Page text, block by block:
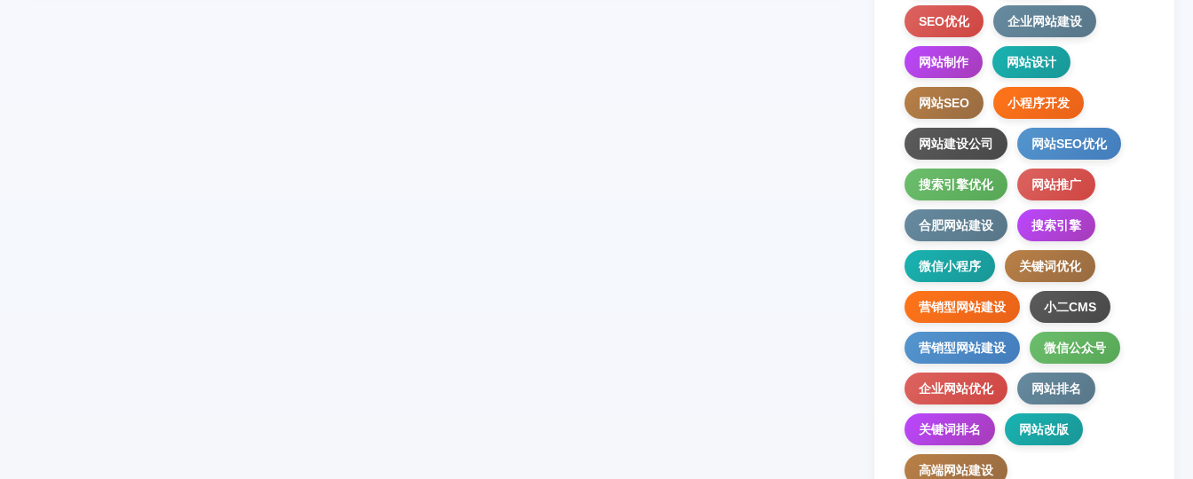
SEO优化 企业网站建设
网站制作 网站设计
网站SEO 小程序开发
网站建设公司 网站SEO优化
搜索引擎优化 网站推广
合肥网站建设 搜索引擎
微信小程序 关键词优化
营销型网站建设 小二CMS
营销型网站建设 微信公众号
企业网站优化 网站排名
关键词排名 网站改版
高端网站建设